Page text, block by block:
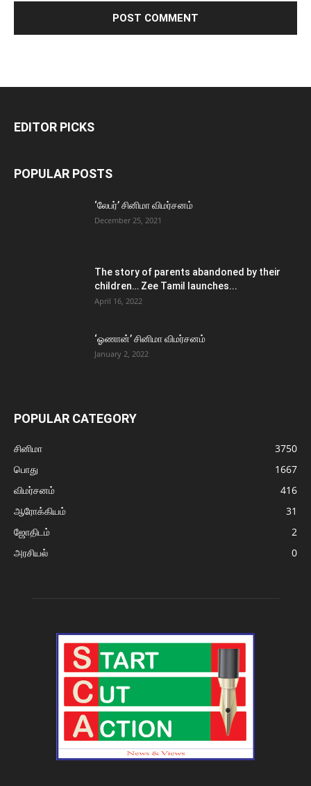
EDITOR PICKS
POPULAR POSTS
‘லேபர்’ சினிமா விமர்சனம்
December 25, 2021
The story of parents abandoned by their
children… Zee Tamil launches...
April 16, 2022
‘ஓணான்’ சினிமா விமர்சனம்
January 2, 2022
POPULAR CATEGORY
சினிமா
3750
பொது
1667
விமர்சனம்
416
ஆரோக்கியம்
31
ஜோதிடம்
2
அரசியல்
0